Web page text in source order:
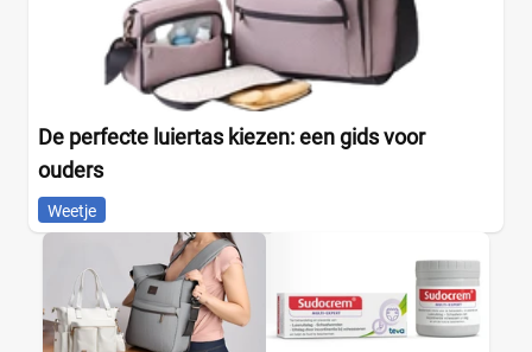
De perfecte luiertas kiezen: een gids voor
ouders
Weetje